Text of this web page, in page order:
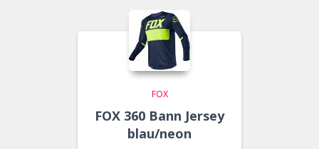
FOX
FOX 360 Bann Jersey
blau/neon